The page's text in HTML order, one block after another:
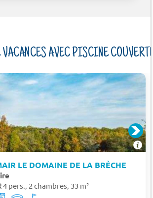
AVEC PISCINE
LE DOMAINE DE LA BRÈCHE
pers., 2 chambres, 33 m²